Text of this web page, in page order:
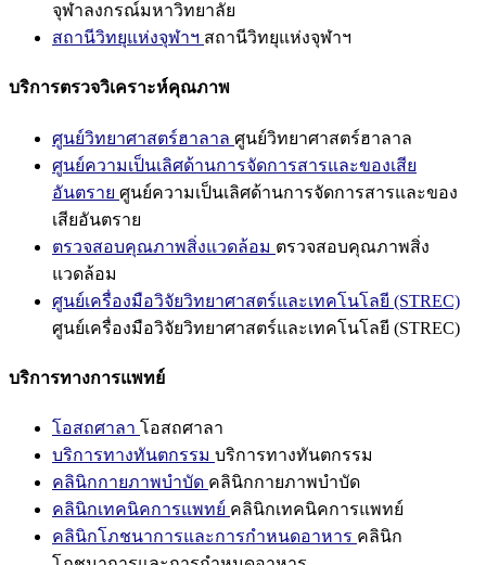
จุฬาลงกรณ์มหาวิทยาลัย
สถานีวิทยุแห่งจุฬาฯ สถานีวิทยุแห่งจุฬาฯ
บริการตรวจวิเคราะห์คุณภาพ
ศูนย์วิทยาศาสตร์ฮาลาล ศูนย์วิทยาศาสตร์ฮาลาล
ศูนย์ความเป็นเลิศด้านการจัดการสารและของเสีย
อันตราย ศูนย์ความเป็นเลิศด้านการจัดการสารและของ
เสียอันตราย
ตรวจสอบคุณภาพสิ่งแวดล้อม ตรวจสอบคุณภาพสิ่ง
แวดล้อม
ศูนย์เครื่องมือวิจัยวิทยาศาสตร์และเทคโนโลยี (STREC)
ศูนย์เครื่องมือวิจัยวิทยาศาสตร์และเทคโนโลยี (STREC)
บริการทางการแพทย์
โอสถศาลา โอสถศาลา
บริการทางทันตกรรม บริการทางทันตกรรม
คลินิกกายภาพบำบัด คลินิกกายภาพบำบัด
คลินิกเทคนิคการแพทย์ คลินิกเทคนิคการแพทย์
คลินิกโภชนาการและการกำหนดอาหาร คลินิก